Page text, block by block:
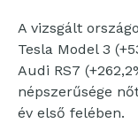
A vizsgált
Tesla Model 3
Audi RS7
népszerűsége
év első felében.